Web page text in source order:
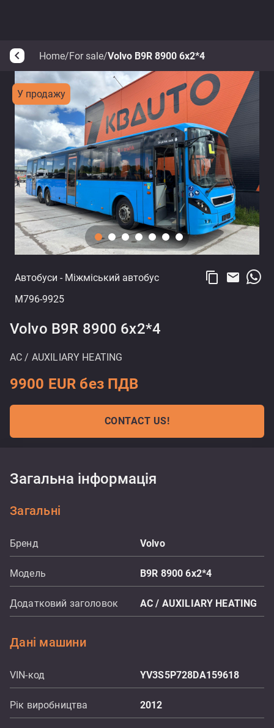
arrow_back_ios Home/For sale/Volvo B9R 8900 6x2*4
У продажу
Автобуси - Міжміський автобус
M796-9925
content_copy email
Volvo B9R 8900 6x2*4
AC / AUXILIARY HEATING
9900 EUR без ПДВ
CONTACT US!
Загальна інформація
Загальні
Бренд Volvo
Модель B9R 8900 6x2*4
Додатковий заголовок AC / AUXILIARY HEATING
Дані машини
VIN-код YV3S5P728DA159618
Рік виробництва 2012